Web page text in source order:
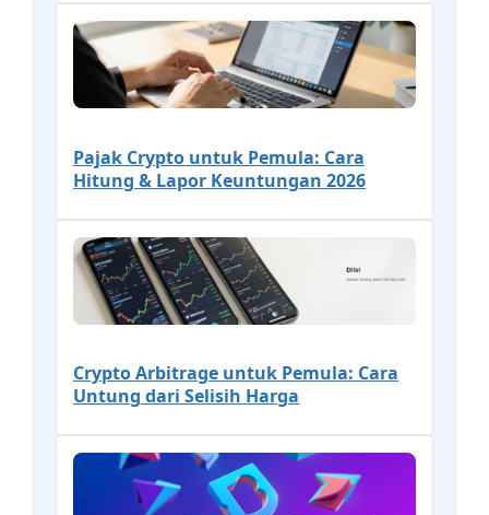
Pajak Crypto untuk Pemula: Cara
Hitung & Lapor Keuntungan 2026
Crypto Arbitrage untuk Pemula: Cara
Untung dari Selisih Harga